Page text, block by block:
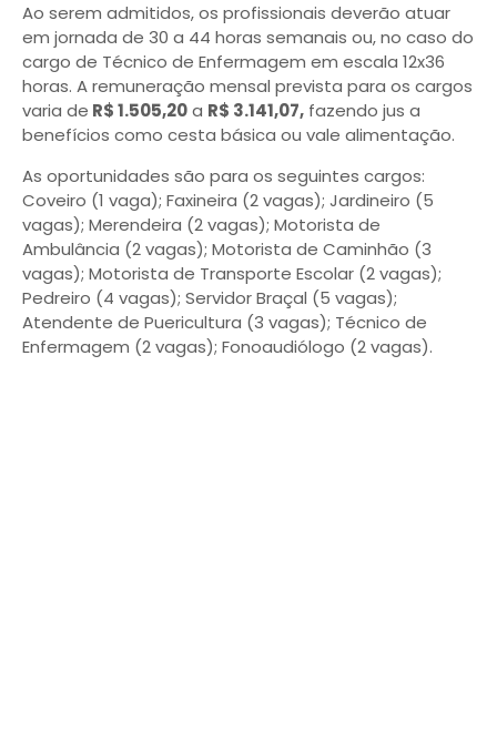
Ao serem admitidos, os profissionais deverão atuar
em jornada de 30 a 44 horas semanais ou, no caso do
cargo de Técnico de Enfermagem em escala 12x36
horas. A remuneração mensal prevista para os cargos
varia de R$ 1.505,20a R$ 3.141,07, fazendo jus a
benefícios como cesta básica ou vale alimentação.
As oportunidades são para os seguintes cargos:
Coveiro (1 vaga); Faxineira (2 vagas); Jardineiro (5
vagas); Merendeira (2 vagas); Motorista de
Ambulância (2 vagas); Motorista de Caminhão (3
vagas); Motorista de Transporte Escolar (2 vagas);
Pedreiro (4 vagas); Servidor Braçal (5 vagas);
Atendente de Puericultura (3 vagas); Técnico de
Enfermagem (2 vagas); Fonoaudiólogo (2 vagas).